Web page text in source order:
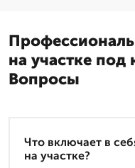
на участке под
Вопросы
Что включает в
на участке?